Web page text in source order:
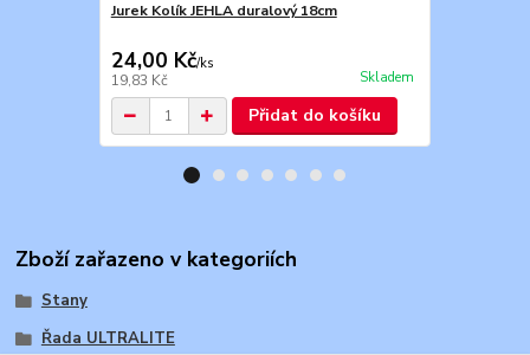
Jurek Kolík JEHLA duralový 18cm
24,00 Kč/ks
19,83 Kč Skladem
Přidat do košíku
Zboží zařazeno v kategoriích
Stany
Řada ULTRALITE